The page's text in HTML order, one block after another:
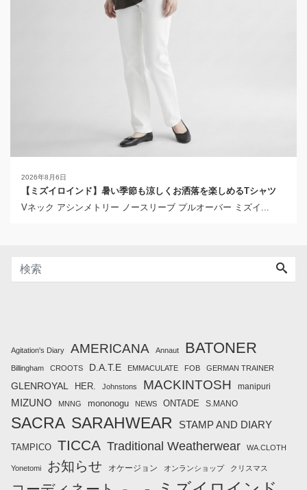
2026年8月6日
【ミズイロインド】暑い季節も涼しくお洒落を楽しめるTシャツ
Vネック アシンメトリー ノースリーブ プルオーバー ミズイ...
Agitation's Diary AMERICANA Annaut BATONER
Billingham CROOTS D.A.T.E EMMACULATE FOB GERMAN TRAINER
GLENROYAL HER. Johnstons MACKINTOSH manipuri
MIZUNO MNNG mononogu NEWS ONTADE S.MANO
SACRA SARAHWEAR STAMP AND DIARY
TAMPICO TICCA Traditional Weatherwear WA.CLOTH
Yonetomi お知らせ オケージョン オンランショップ クリスマス